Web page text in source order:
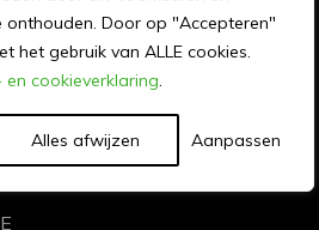
onthouden. Door op "Accepteren"
het gebruik van ALLE cookies.
en cookieverklaring
Aanpassen
Alles afwijzen
produceert, drukt en
uitingen voor
door heel Nederland.